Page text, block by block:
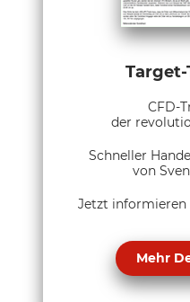
Target-
CFD-
der
Schneller
von
Jetzt informieren
Mehr